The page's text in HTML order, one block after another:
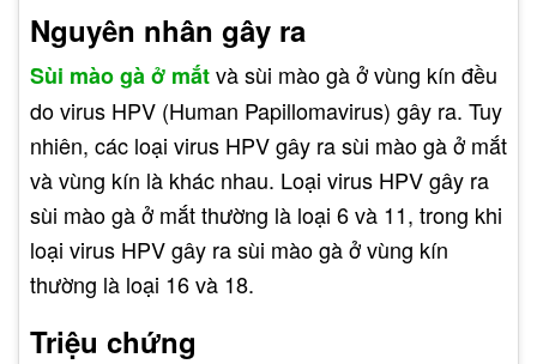
Nguyên nhân gây ra
Sùi mào gà ở mắtvà sùi mào gà ở vùng kín đều
do virus HPV (Human Papillomavirus) gây ra. Tuy
nhiên, các loại virus HPV gây ra sùi mào gà ở mắt
và vùng kín là khác nhau. Loại virus HPV gây ra
sùi mào gà ở mắt thường là loại 6 và 11, trong khi
loại virus HPV gây ra sùi mào gà ở vùng kín
thường là loại 16 và 18.
Triệu chứng